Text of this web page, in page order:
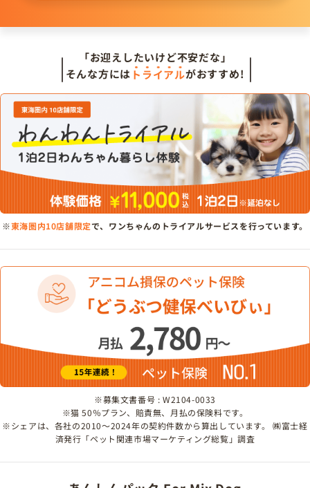
「お迎えしたいけど不安だな」
そんな方には トライアルがおすすめ!
※東海圏内10店舗限定で、ワンちゃんのトライアルサービスを行っています。
※募集文書番号 : W2104-0033
※猫 50％プラン、賠責無、月払の保険料です。
※シェアは、各社の2010～2024年の契約件数から算出しています。 ㈱富士経
済発行「ペット関連市場マーケティング総覧」調査